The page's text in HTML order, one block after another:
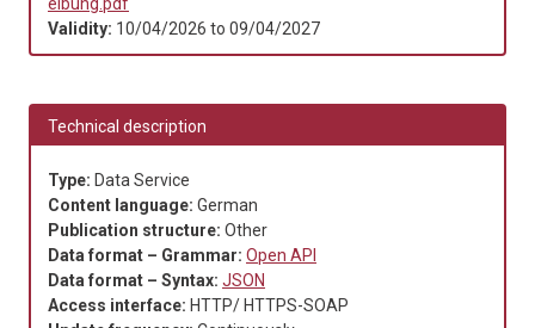
Validity: 10/04/2026 to 09/04/2027
Technical description
Type: Data Service
Content language: German
Publication structure: Other
Data format – Grammar: Open API
Data format – Syntax: JSON
Access interface: HTTP/ HTTPS-SOAP